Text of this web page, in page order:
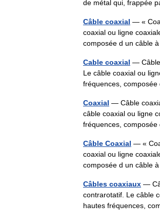
de métal qui, frappée
Câble coaxial — «
coaxial ou ligne
composée d un
Cable coaxial — Câble
Le câble coaxial ou
fréquences,
Coaxial — Câble
câble coaxial ou ligne
fréquences,
Câble Coaxial — «
coaxial ou ligne
composée d un
Câbles coaxiaux —
contrarotatif. Le câble
hautes fréquences,